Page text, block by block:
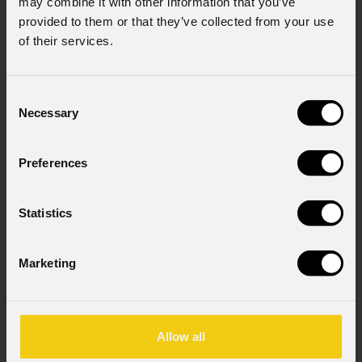
provided to them or that they’ve collected from your use
of their services.
Selection
Necessary
Preferences
Statistics
Marketing
Allow all
Consenso al marketing
Acconsento al trattamento dei dati per
Consenso al trattamento dei dati
GDPR; acconsento al trattamento ai sensi